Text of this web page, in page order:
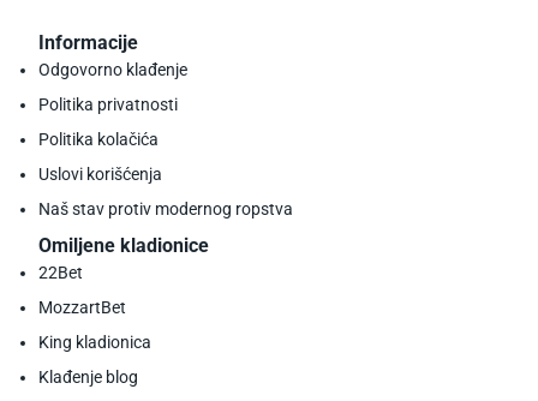
Informacije
Odgovorno klađenje
Politika privatnosti
Politika kolačića
Uslovi korišćenja
Naš stav protiv modernog ropstva
Omiljene kladionice
22Bet
MozzartBet
King kladionica
Klađenje blog